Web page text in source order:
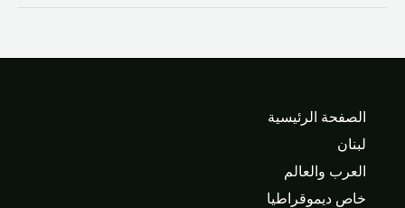
الصفحة الرئيسية
لبنان
العرب والعالم
خاص ديموقراطيا